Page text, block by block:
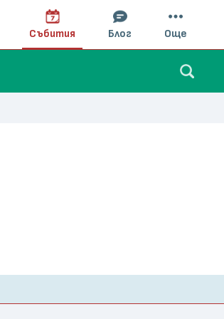
Събития Блог Още